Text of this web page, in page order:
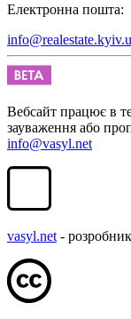
Електронна пошта:
Вебсайт працює в
зауваження або
info@vasyl.net
vasyl.net - розробник